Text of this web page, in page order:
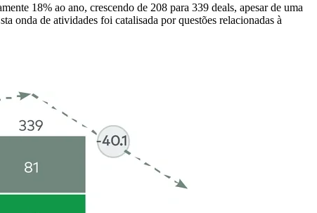
18% ao ano, crescendo de 208 para 339 deals, apesar de uma
onda de atividades foi catalisada por questões relacionadas à